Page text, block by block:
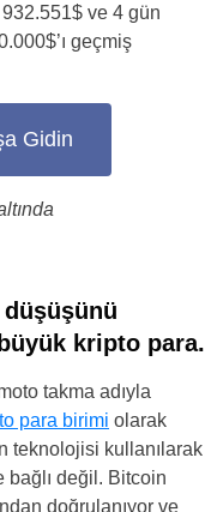
ve 4 gün
geçmiş
Gidin
düşüşünü
kripto para.
takma adıyla
para birimi olarak
teknolojisi kullanılarak
değil. Bitcoin
doğrulanıyor ve